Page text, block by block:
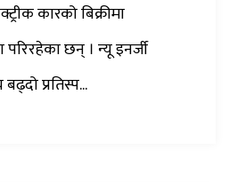
कारको बिक्रीमा
छन् । न्यू इनर्जी
प्रतिस्प...